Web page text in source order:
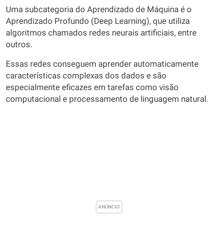
Uma subcategoria do Aprendizado de Máquina é o
Aprendizado Profundo (Deep Learning), que utiliza
algoritmos chamados redes neurais artificiais, entre
outros.
Essas redes conseguem aprender automaticamente
características complexas dos dados e são
especialmente eficazes em tarefas como visão
computacional e processamento de linguagem natural.